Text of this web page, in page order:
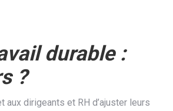
durable :
?
dirigeants et RH d’ajuster leurs